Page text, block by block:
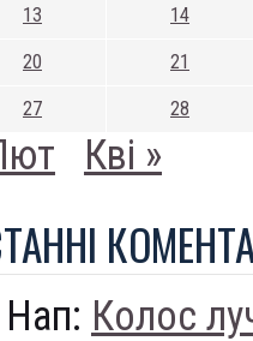
13 14
20 21
27 28
Кві »
Нап: Колос